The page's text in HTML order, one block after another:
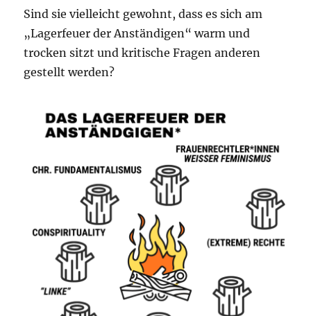
Sind sie vielleicht gewohnt, dass es sich am
„Lagerfeuer der Anständigen“ warm und
trocken sitzt und kritische Fragen anderen
gestellt werden?